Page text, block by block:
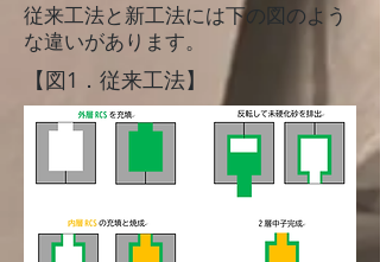
従来工法と新工法には下の図のよう
な違いがあります。
【図1．従来工法】